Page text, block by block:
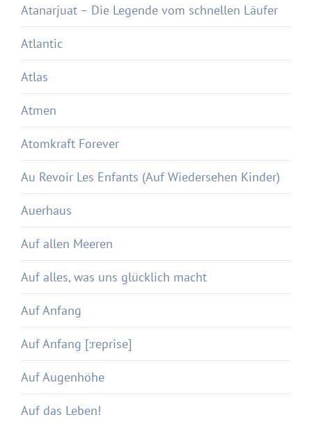
Atanarjuat – Die Legende vom schnellen Läufer
Atlantic
Atlas
Atmen
Atomkraft Forever
Au Revoir Les Enfants (Auf Wiedersehen Kinder)
Auerhaus
Auf allen Meeren
Auf alles, was uns glücklich macht
Auf Anfang
Auf Anfang [:reprise]
Auf Augenhöhe
Auf das Leben!